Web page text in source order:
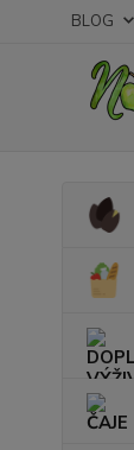
BLOG